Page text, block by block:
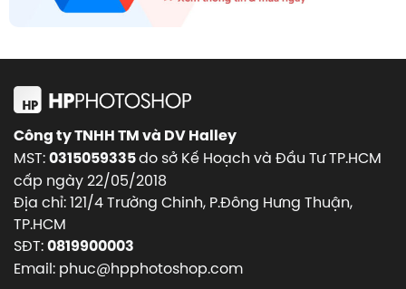
Công ty TNHH TM và DV Halley
MST:0315059335do sở Kế Hoạch và Đầu Tư TP.HCM
cấp ngày 22/05/2018
Địa chỉ: 121/4 Trường Chinh, P.Đông Hưng Thuận,
TP.HCM
SĐT:0819900003
Email: phuc@hpphotoshop.com